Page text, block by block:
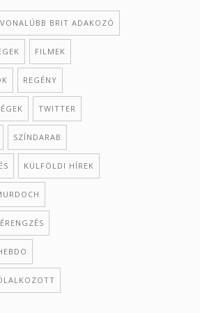
BRIT ADAKOZÓ
FILMEK
REGÉNY
TWITTER
SZÍNDARAB
KÜLFÖLDI HÍREK